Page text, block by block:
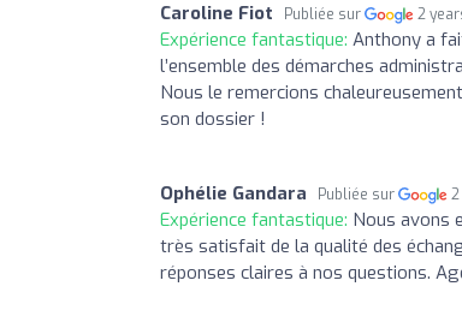
Caroline Fiot Publiée sur 2
Expérience fantastique: Anthony a
l’ensemble des démarches
Nous le remercions
son dossier !
Ophélie Gandara Publiée sur
Expérience fantastique: Nous avons
très satisfait de la qualité des
réponses claires à nos questions.